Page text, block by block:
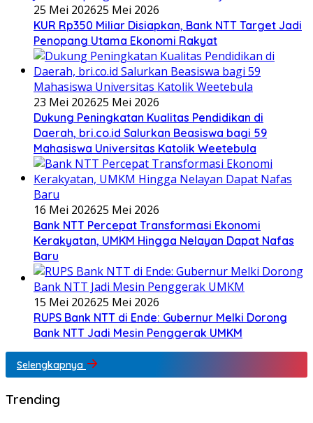
25 Mei 202625 Mei 2026
KUR Rp350 Miliar Disiapkan, Bank NTT Target Jadi
Penopang Utama Ekonomi Rakyat
23 Mei 202625 Mei 2026
Dukung Peningkatan Kualitas Pendidikan di
Daerah, bri.co.id Salurkan Beasiswa bagi 59
Mahasiswa Universitas Katolik Weetebula
16 Mei 202625 Mei 2026
Bank NTT Percepat Transformasi Ekonomi
Kerakyatan, UMKM Hingga Nelayan Dapat Nafas
Baru
15 Mei 202625 Mei 2026
RUPS Bank NTT di Ende: Gubernur Melki Dorong
Bank NTT Jadi Mesin Penggerak UMKM
Selengkapnya
Trending